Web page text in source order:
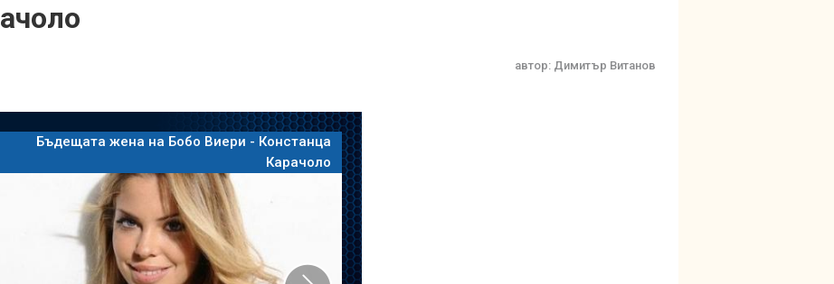
автор: Димитър Витанов
Бъдещата жена на Бобо Виери - Констанца
Карачоло